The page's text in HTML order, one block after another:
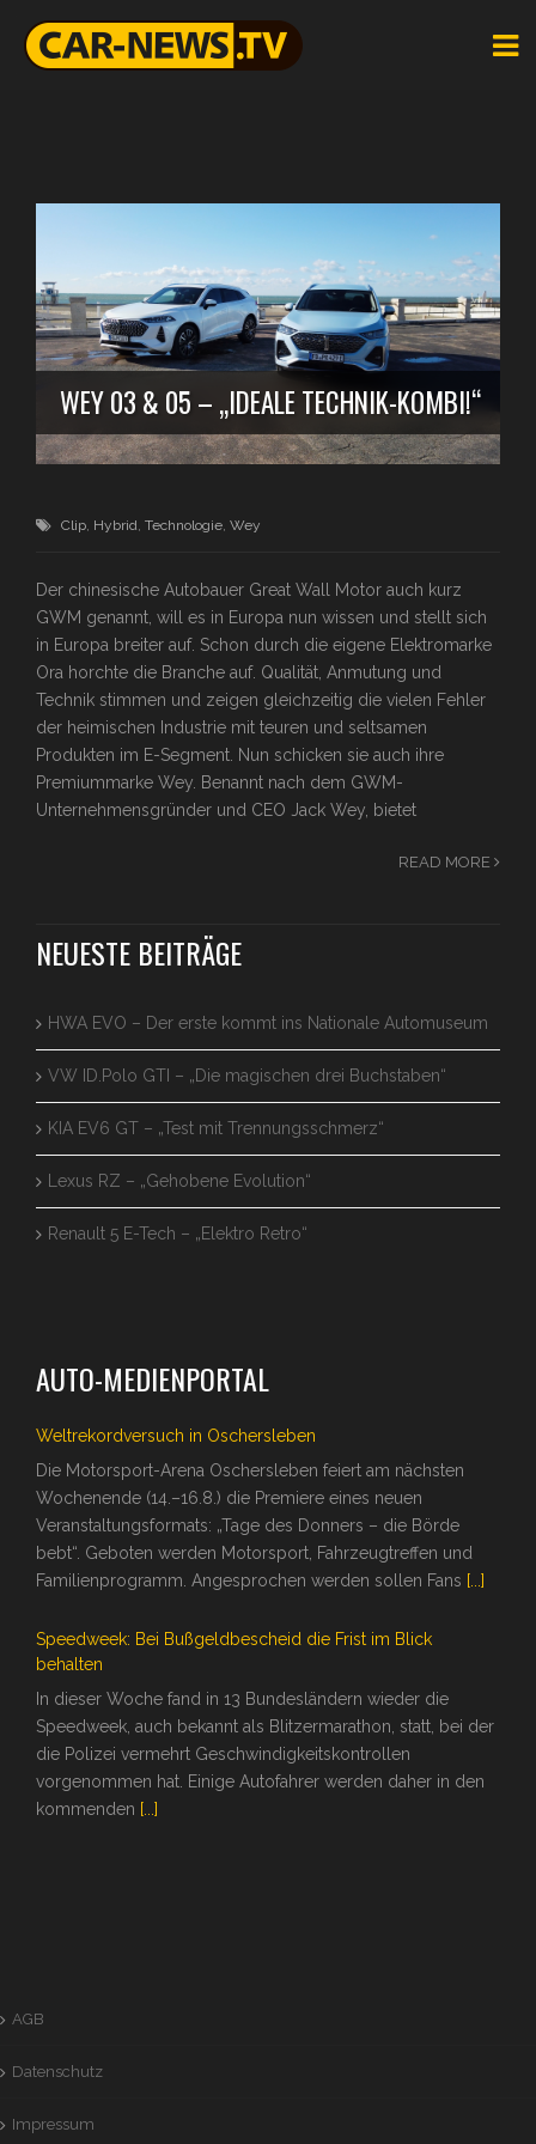
WEY 03 & 05 – „IDEALE TECHNIK-KOMBI!“
Clip, Hybrid, Technologie, Wey
Der chinesische Autobauer Great Wall Motor auch kurz
GWM genannt, will es in Europa nun wissen und stellt sich
in Europa breiter auf. Schon durch die eigene Elektromarke
Ora horchte die Branche auf. Qualität, Anmutung und
Technik stimmen und zeigen gleichzeitig die vielen Fehler
der heimischen Industrie mit teuren und seltsamen
Produkten im E-Segment. Nun schicken sie auch ihre
Premiummarke Wey. Benannt nach dem GWM-
Unternehmensgründer und CEO Jack Wey, bietet
READ MORE
NEUESTE BEITRÄGE
HWA EVO – Der erste kommt ins Nationale Automuseum
VW ID.Polo GTI – „Die magischen drei Buchstaben“
KIA EV6 GT – „Test mit Trennungsschmerz“
Lexus RZ – „Gehobene Evolution“
Renault 5 E-Tech – „Elektro Retro“
AUTO-MEDIENPORTAL
Weltrekordversuch in Oschersleben
Die Motorsport-Arena Oschersleben feiert am nächsten
Wochenende (14.–16.8.) die Premiere eines neuen
Veranstaltungsformats: „Tage des Donners – die Börde
bebt“. Geboten werden Motorsport, Fahrzeugtreffen und
Familienprogramm. Angesprochen werden sollen Fans [...]
Speedweek: Bei Bußgeldbescheid die Frist im Blick
behalten
In dieser Woche fand in 13 Bundesländern wieder die
Speedweek, auch bekannt als Blitzermarathon, statt, bei der
die Polizei vermehrt Geschwindigkeitskontrollen
vorgenommen hat. Einige Autofahrer werden daher in den
kommenden [...]
AGB
Datenschutz
Impressum